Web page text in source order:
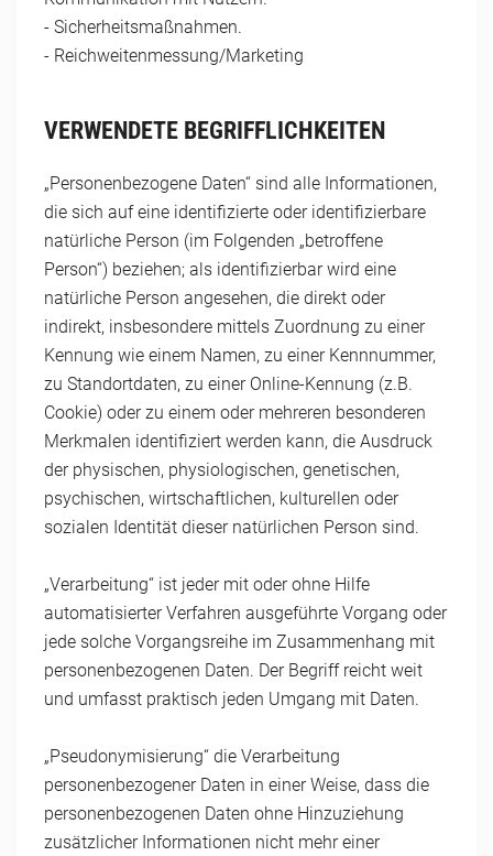
- Sicherheitsmaßnahmen.
- Reichweitenmessung/Marketing
VERWENDETE BEGRIFFLICHKEITEN
„Personenbezogene Daten“ sind alle Informationen,
die sich auf eine identifizierte oder identifizierbare
natürliche Person (im Folgenden „betroffene
Person“) beziehen; als identifizierbar wird eine
natürliche Person angesehen, die direkt oder
indirekt, insbesondere mittels Zuordnung zu einer
Kennung wie einem Namen, zu einer Kennnummer,
zu Standortdaten, zu einer Online-Kennung (z.B.
Cookie) oder zu einem oder mehreren besonderen
Merkmalen identifiziert werden kann, die Ausdruck
der physischen, physiologischen, genetischen,
psychischen, wirtschaftlichen, kulturellen oder
sozialen Identität dieser natürlichen Person sind.
„Verarbeitung“ ist jeder mit oder ohne Hilfe
automatisierter Verfahren ausgeführte Vorgang oder
jede solche Vorgangsreihe im Zusammenhang mit
personenbezogenen Daten. Der Begriff reicht weit
und umfasst praktisch jeden Umgang mit Daten.
„Pseudonymisierung“ die Verarbeitung
personenbezogener Daten in einer Weise, dass die
personenbezogenen Daten ohne Hinzuziehung
zusätzlicher Informationen nicht mehr einer